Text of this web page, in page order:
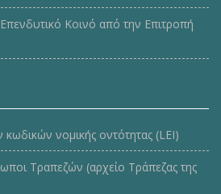
Κοινό από την Επιτροπή
νομικής οντότητας (LEI)
Τραπεζών (αρχείο Τράπεζας της